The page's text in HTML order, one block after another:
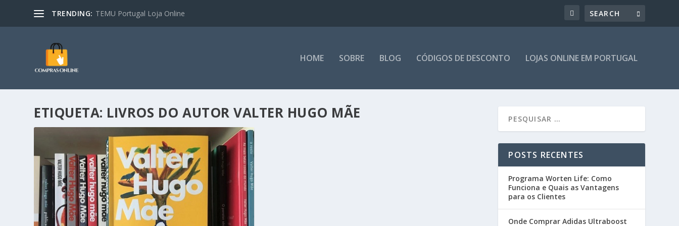
TRENDING: TEMU Portugal Loja Online
HOME SOBRE BLOG CÓDIGOS DE DESCONTO LOJAS ONLINE EM PORTUGAL
ETIQUETA: LIVROS DO AUTOR VALTER HUGO MÃE
POSTS RECENTES
Programa Worten Life: Como
Funciona e Quais as Vantagens
para os Clientes
Onde Comprar Adidas Ultraboost